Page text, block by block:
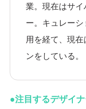
業。現在はサ
ー。キュレー
用を経て、現
ンをしている。
●注目するデザイ